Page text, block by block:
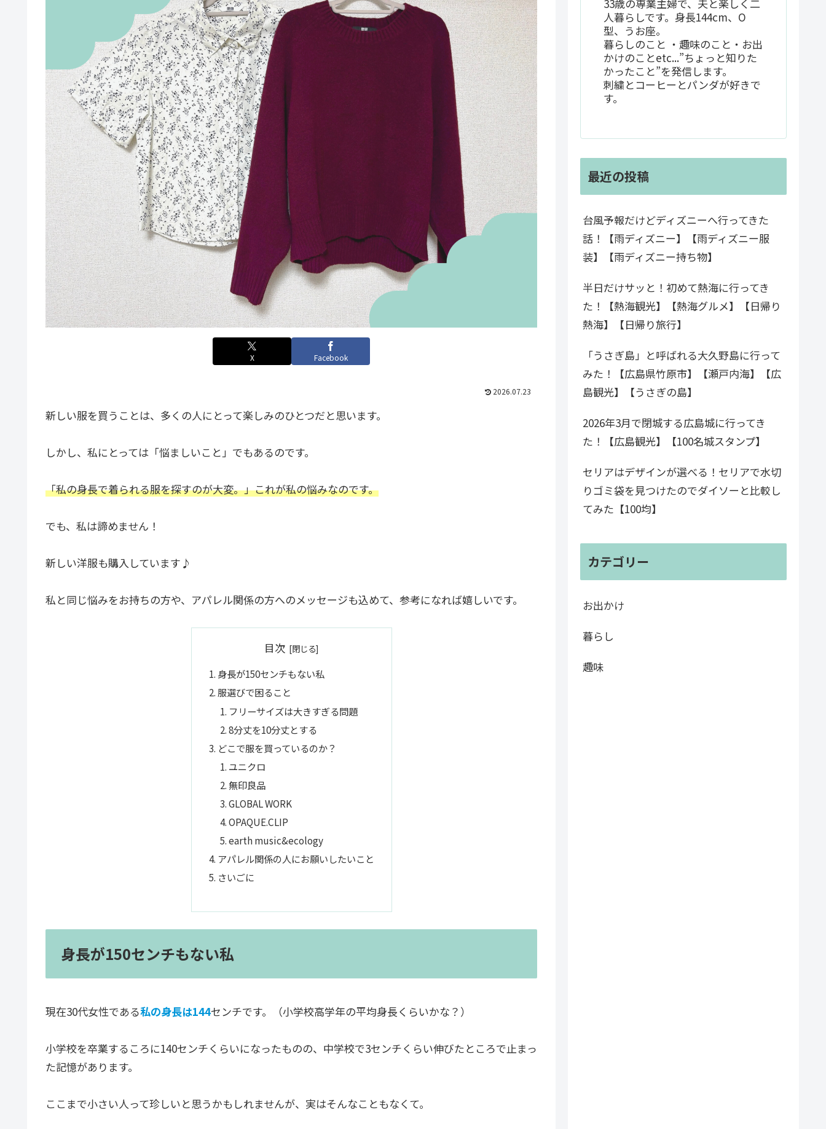
X Facebook
2026.07.23
新しい服を買うことは、多くの人にとって楽しみのひとつだと思います。
しかし、私にとっては「悩ましいこと」でもあるのです。
「私の身長で着られる服を探すのが大変。」これが私の悩みなのです。
でも、私は諦めません！
新しい洋服も購入しています♪
私と同じ悩みをお持ちの方や、アパレル関係の方へのメッセージも込めて、参考になれば嬉しいです。
目次
身長が150センチもない私
服選びで困ること
フリーサイズは大きすぎる問題
8分丈を10分丈とする
どこで服を買っているのか？
ユニクロ
無印良品
GLOBAL WORK
OPAQUE.CLIP
earth music&ecology
アパレル関係の人にお願いしたいこと
さいごに
身長が150センチもない私
現在30代女性である私の身長は144センチです。（小学校高学年の平均身長くらいかな？）
小学校を卒業するころに140センチくらいになったものの、中学校で3センチくらい伸びたところで止まっ
た記憶があります。
ここまで小さい人って珍しいと思うかもしれませんが、実はそんなこともなくて。
33歳の専業主婦で、夫と楽しく二
人暮らしです。身長144cm、O
型、うお座。
暮らしのこと ・趣味のこと・お出
かけのことetc...”ちょっと知りた
かったこと”を発信します。
刺繍とコーヒーとパンダが好きで
す。
最近の投稿
台風予報だけどディズニーへ行ってきた
話！【雨ディズニー】【雨ディズニー服
装】【雨ディズニー持ち物】
半日だけサッと！初めて熱海に行ってき
た！【熱海観光】【熱海グルメ】【日帰り
熱海】【日帰り旅行】
「うさぎ島」と呼ばれる大久野島に行って
みた！【広島県竹原市】【瀬戸内海】【広
島観光】【うさぎの島】
2026年3月で閉城する広島城に行ってき
た！【広島観光】【100名城スタンプ】
セリアはデザインが選べる！セリアで水切
りゴミ袋を見つけたのでダイソーと比較し
てみた【100均】
カテゴリー
お出かけ
暮らし
趣味